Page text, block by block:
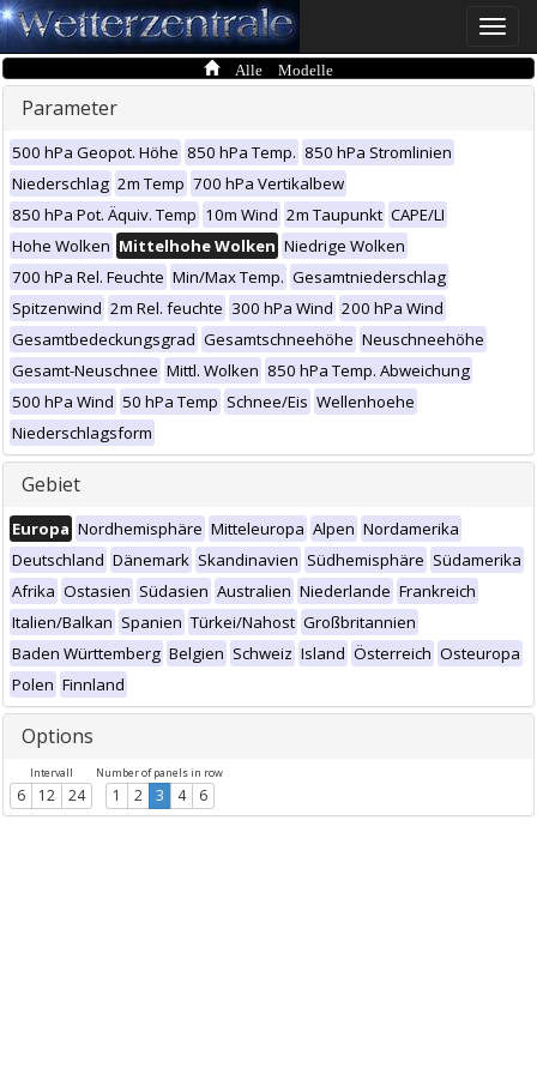
Toggle
Alle Modelle
Parameter
500 hPa Geopot. Höhe 850 hPa Temp. 850 hPa Stromlinien
Niederschlag 2m Temp 700 hPa Vertikalbew
850 hPa Pot. Äquiv. Temp 10m Wind 2m Taupunkt CAPE/LI
Hohe Wolken Mittelhohe Wolken Niedrige Wolken
700 hPa Rel. Feuchte Min/Max Temp. Gesamtniederschlag
Spitzenwind 2m Rel. feuchte 300 hPa Wind 200 hPa Wind
Gesamtbedeckungsgrad Gesamtschneehöhe Neuschneehöhe
Gesamt-Neuschnee Mittl. Wolken 850 hPa Temp. Abweichung
500 hPa Wind 50 hPa Temp Schnee/Eis Wellenhoehe
Niederschlagsform
Gebiet
Europa Nordhemisphäre Mitteleuropa Alpen Nordamerika
Deutschland Dänemark Skandinavien Südhemisphäre Südamerika
Afrika Ostasien Südasien Australien Niederlande Frankreich
Italien/Balkan Spanien Türkei/Nahost Großbritannien
Baden Württemberg Belgien Schweiz Island Österreich Osteuropa
Polen Finnland
Options
Intervall
6 12 24
Number of panels in row
1 2 3 4 6